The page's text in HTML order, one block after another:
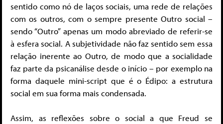
sentido como nó de laços sociais, uma rede de relações
com os outros, com o sempre presente Outro social –
sendo “Outro” apenas um modo abreviado de referir-se
à esfera social. A subjetividade não faz sentido sem essa
relação inerente ao Outro, de modo que a socialidade
faz parte da psicanálise desde o início – por exemplo na
forma daquele mini-script que é o Édipo: a estrutura
social em sua forma mais condensada.
Assim, as reflexões sobre o social a que Freud se